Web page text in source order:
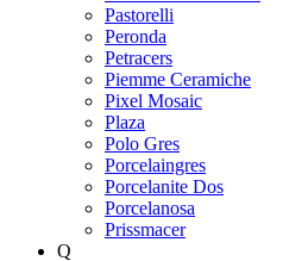
Pastorelli
Peronda
Petracers
Piemme Ceramiche
Pixel Mosaic
Plaza
Polo Gres
Porcelaingres
Porcelanite Dos
Porcelanosa
Prissmacer
Q